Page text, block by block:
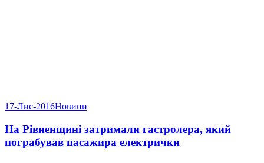
17-Лис-2016Новини
На Рівненщині затримали гастролера, який
пограбував пасажира електрички